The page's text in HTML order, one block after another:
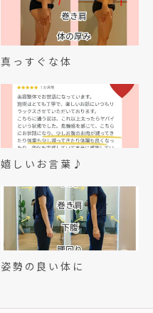
真っすぐな体
嬉しいお言葉♪
姿勢の良い体に